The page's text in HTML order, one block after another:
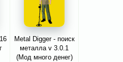
Metal Digger - поиск
металла v 3.0.1
(Мод много денег)